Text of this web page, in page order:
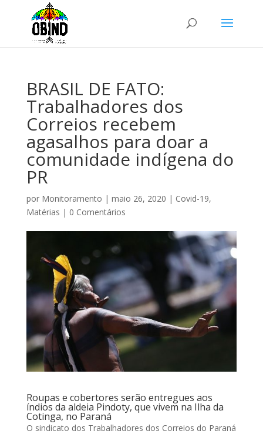
BRASIL DE FATO:
Trabalhadores dos
Correios recebem
agasalhos para doar a
comunidade indígena do
PR
por Monitoramento | maio 26, 2020 | Covid-19,
Matérias | 0 Comentários
Roupas e cobertores serão entregues aos
índios da aldeia Pindoty, que vivem na Ilha da
Co­­tinga, no Paraná
O sindicato dos Trabalhadores dos Correios do Paraná